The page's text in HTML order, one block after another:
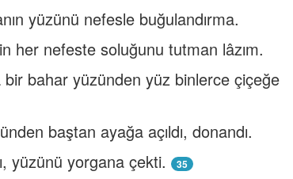
yüzünü nefesle buğulandırma.
her nefeste soluğunu tutman lâzım.
bir bahar yüzünden yüz binlerce çiçeğe
baştan ayağa açıldı, donandı.
yüzünü yorgana çekti.
35